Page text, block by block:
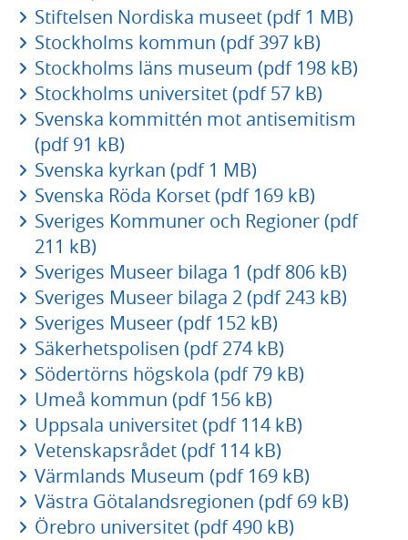
Stiftelsen Nordiska museet (pdf 1 MB)
Stockholms kommun (pdf 397 kB)
Stockholms läns museum (pdf 198 kB)
Stockholms universitet (pdf 57 kB)
Svenska kommittén mot antisemitism
(pdf 91 kB)
Svenska kyrkan (pdf 1 MB)
Svenska Röda Korset (pdf 169 kB)
Sveriges Kommuner och Regioner (pdf
211 kB)
Sveriges Museer bilaga 1 (pdf 806 kB)
Sveriges Museer bilaga 2 (pdf 243 kB)
Sveriges Museer (pdf 152 kB)
Säkerhetspolisen (pdf 274 kB)
Södertörns högskola (pdf 79 kB)
Umeå kommun (pdf 156 kB)
Uppsala universitet (pdf 114 kB)
Vetenskapsrådet (pdf 114 kB)
Värmlands Museum (pdf 169 kB)
Västra Götalandsregionen (pdf 69 kB)
Örebro universitet (pdf 490 kB)